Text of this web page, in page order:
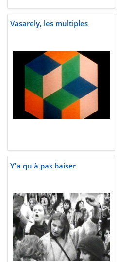
Vasarely, les multiples
Y'a qu'à pas baiser